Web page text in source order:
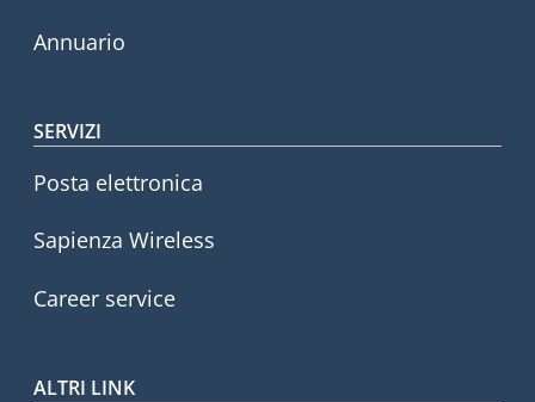
Annuario
SERVIZI
Posta elettronica
Sapienza Wireless
Career service
ALTRI LINK